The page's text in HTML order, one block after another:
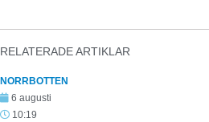
RELATERADE ARTIKLAR
NORRBOTTEN
6 augusti
10:19